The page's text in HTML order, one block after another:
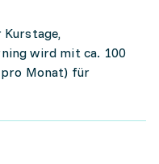
Kurstage,
wird mit ca. 100
pro Monat) für